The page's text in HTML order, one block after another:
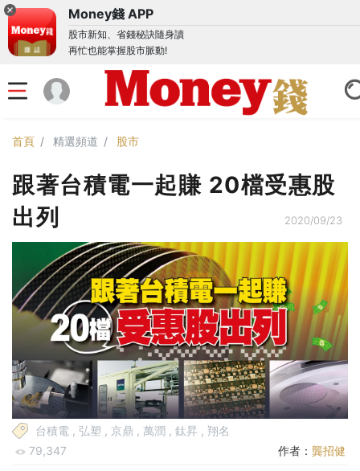
Money錢 APP
股市新知、省錢秘訣隨身讀
再忙也能掌握股市脈動!
首頁 精選頻道 股市
跟著台積電一起賺 20檔受惠股
出列
2020/09/23
台積電 , 弘塑 , 京鼎 , 萬潤 , 鈦昇 , 翔名
79,347
作者： 龔招健